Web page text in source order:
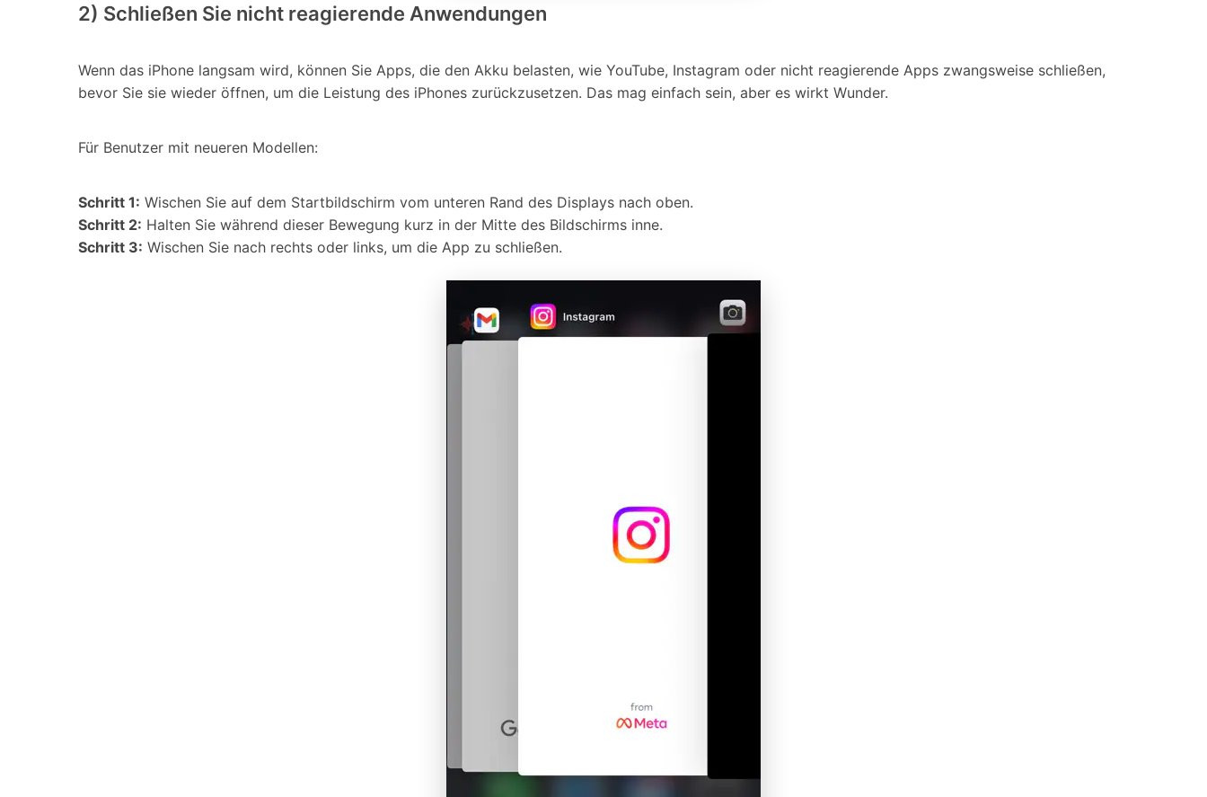
2) Schließen Sie nicht reagierende Anwendungen
Wenn das iPhone langsam wird, können Sie Apps, die den Akku belasten, wie YouTube, Instagram oder nicht reagierende Apps zwangsweise schließen,
bevor Sie sie wieder öffnen, um die Leistung des iPhones zurückzusetzen. Das mag einfach sein, aber es wirkt Wunder.
Für Benutzer mit neueren Modellen:
Schritt 1: Wischen Sie auf dem Startbildschirm vom unteren Rand des Displays nach oben.
Schritt 2: Halten Sie während dieser Bewegung kurz in der Mitte des Bildschirms inne.
Schritt 3: Wischen Sie nach rechts oder links, um die App zu schließen.